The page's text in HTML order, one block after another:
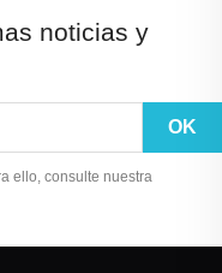
noticias y
ello, consulte nuestra